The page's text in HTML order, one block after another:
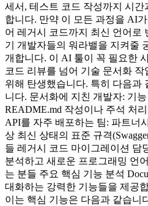
세서, 테스트 코드 작성까지 시
합니다. 만약 이 모든 과정을 AI
어 레거시 코드까지 최신 언어로
기 개발자들의 워라밸을 지켜줄
개합니다. 이 AI 툴이 꼭 필요한
코드 리뷰를 넘어 기술 문서화
위해 탄생했습니다. 특히 다음과
니다. 문서화에 지친 개발자: 기
README.md 작성이나 주석 처
API를 자주 배포하는 팀: 파트너
상 최신 상태의 표준 규격
들 레거시 코드 마이그레이션 담
분석하고 새로운 프로그래밍 언
는 분들 주요 핵심 기능 분석
대화하는 강력한 기능들을 제공
이는 핵심 기능은 다음과 같습니